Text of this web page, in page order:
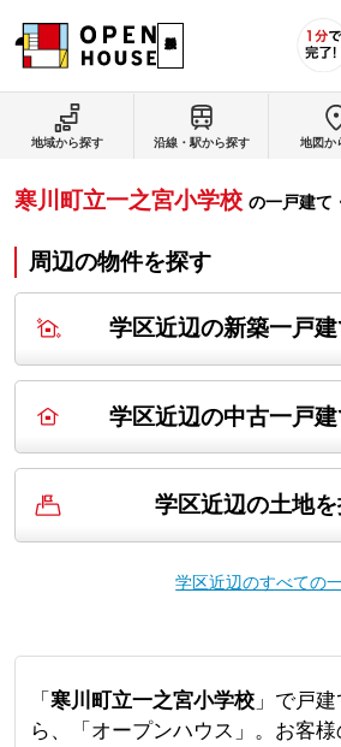
地域から探す 沿線・駅から探す 地図か
寒川町立一之宮小学校 の一戸建て
周辺の物件を探す
学区近辺の新築一戸
学区近辺の中古一戸
学区近辺の土地
学区近辺のすべての
「 寒川町立一之宮小学校」で戸
ら、「オープンハウス」。お客